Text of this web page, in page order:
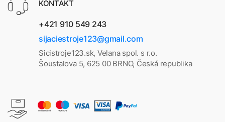
KONTAKT
+421 910 549 243
sijaciestroje123@gmail.com
Sicistroje123.sk, Velana spol. s r.o.
Šoustalova 5, 625 00 BRNO, Česká republika